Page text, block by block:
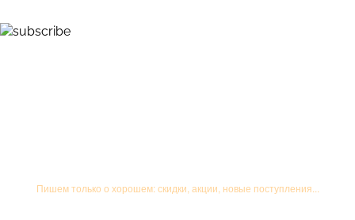
Пишем только о хорошем: скидки, акции, новые поступления...